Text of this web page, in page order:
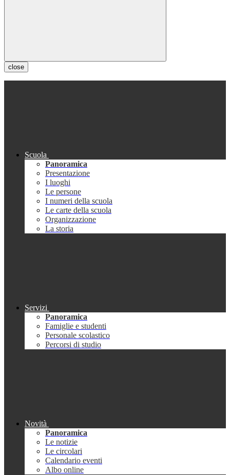
close
Scuola
Panoramica
Presentazione
I luoghi
Le persone
I numeri della scuola
Le carte della scuola
Organizzazione
La storia
Servizi
Panoramica
Famiglie e studenti
Personale scolastico
Percorsi di studio
Novità
Panoramica
Le notizie
Le circolari
Calendario eventi
Albo online